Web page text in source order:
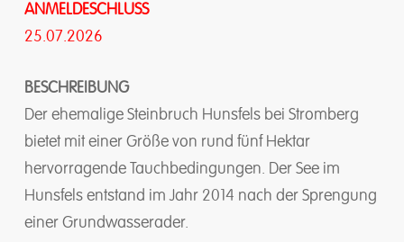
ANMELDESCHLUSS
25.07.2026
BESCHREIBUNG
Der ehemalige Steinbruch Hunsfels bei Stromberg
bietet mit einer Größe von rund fünf Hektar
hervorragende Tauchbedingungen. Der See im
Hunsfels entstand im Jahr 2014 nach der Sprengung
einer Grundwasserader.